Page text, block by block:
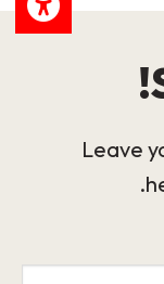
Leave